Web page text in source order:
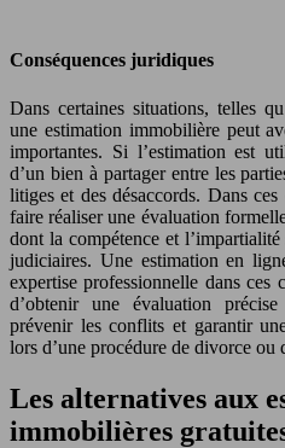
Conséquences juridiques
Dans certaines situations, telles
une estimation immobilière peut
importantes. Si l’estimation est
d’un bien à partager entre les
litiges et des désaccords. Dans
faire réaliser une évaluation
dont la compétence et
judiciaires. Une estimation en
expertise professionnelle dans ces
d’obtenir une évaluation
prévenir les conflits et garantir
lors d’une procédure de divorce ou
Les alternatives aux
immobilières